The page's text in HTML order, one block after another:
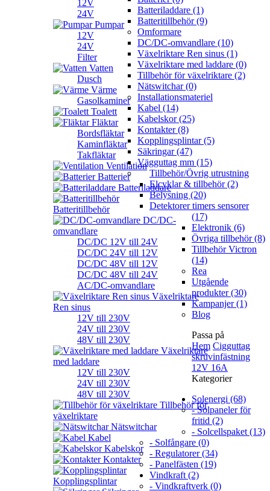
12V
24V
Pumpar
12V
24V
Filter
Vatten
Dusch
Värme
Gasolkaminer
Toalett
Fläktar
Bordsfläktar
Kaminfläktar
Takfläktar
Ventilation
Batterier
Batteriladdare
Batteritillbehör
DC/DC-
omvandlare
DC/DC 12V till 24V
DC/DC 24V till 12V
DC/DC 48V till 12V
DC/DC 48V till 24V
AC/DC-omvandlare
Växelriktare
Ren sinus
12V till 230V
24V till 230V
48V till 230V
Växelriktare
med laddare
12V till 230V
24V till 230V
48V till 230V
Tillbehör för
växelriktare
Nätswitchar
Kabel
Kabelskor
Kontakter
Kopplingsplintar
Batteriladdare (1)
Batteritillbehör (9)
Omformare
DC/DC-omvandlare (10)
Växelriktare Ren sinus (1)
Växelriktare med laddare (0)
Tillbehör för växelriktare (2)
Nätswitchar (0)
Installationsmateriel
Kabel (14)
Kabelskor (25)
Kontakter (8)
Kopplingsplintar (5)
Säkringar (47)
Vägguttag mm (15)
Tillbehör/Övrig utrustning
Elcyklar & tillbehör (2)
Belysning (20)
Detektorer timers sensorer
(17)
Elektronik (6)
Övriga tillbehör (8)
Tillbehör Victron
(14)
Rea
Utgående
produkter (30)
Kampanjer (1)
Blog
Passa på
Hem Cigguttag
skruvinfästning
12V 16A
Kategorier
Solenergi (68)
- Solpaneler för
fritid (2)
- Solcellspaket (13)
- Solfångare (0)
- Regulatorer (34)
- Panelfästen (19)
Vindkraft (2)
- Vindkraftverk (0)